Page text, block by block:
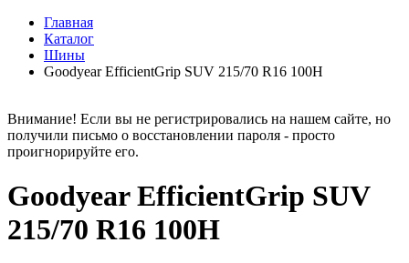
Главная
Каталог
Шины
Goodyear EfficientGrip SUV 215/70 R16 100H
Внимание! Если вы не регистрировались на нашем сайте, но
получили письмо о восстановлении пароля - просто
проигнорируйте его.
Goodyear EfficientGrip SUV
215/70 R16 100H